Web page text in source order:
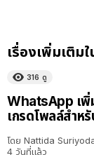
เรื่องเพิ่มเติม
316 ดู
WhatsApp เพิ่
เกรดโพลล์สำห
โดย Nattida
4 วันที่แล้ว